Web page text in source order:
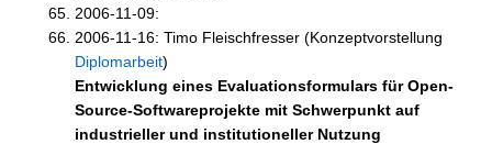
2006-11-09:
2006-11-16: Timo Fleischfresser (Konzeptvorstellung
Diplomarbeit)
Entwicklung eines Evaluationsformulars für Open-
Source-Softwareprojekte mit Schwerpunkt auf
industrieller und institutioneller Nutzung